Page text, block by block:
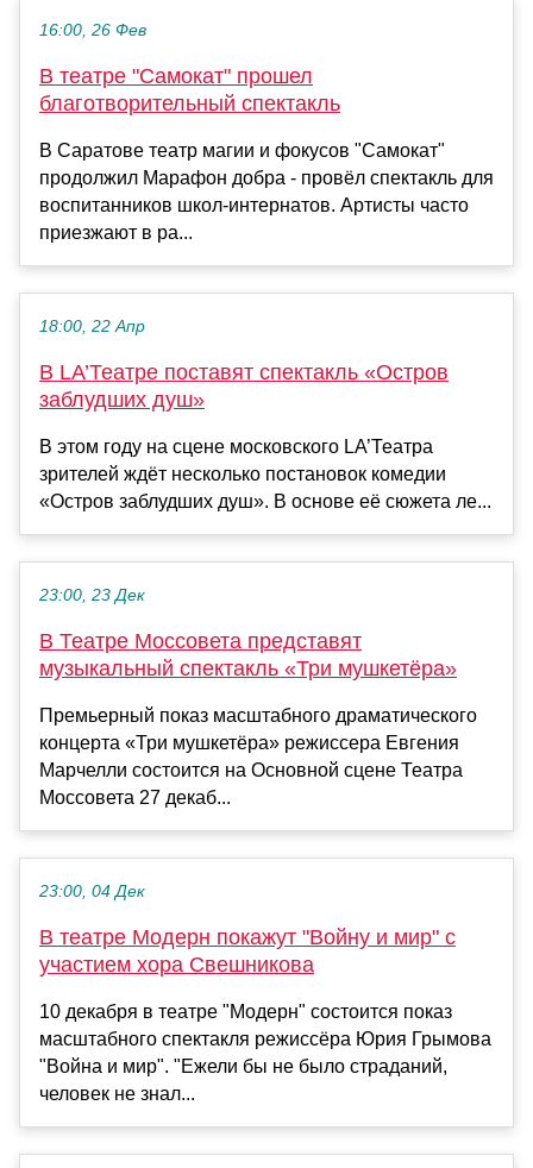
16:00, 26 Фев
В театре "Самокат" прошел
благотворительный спектакль
В Саратове театр магии и фокусов "Самокат"
продолжил Марафон добра - провёл спектакль для
воспитанников школ-интернатов. Артисты часто
приезжают в ра...
18:00, 22 Апр
В LA’Театре поставят спектакль «Остров
заблудших душ»
В этом году на сцене московского LA’Театра
зрителей ждёт несколько постановок комедии
«Остров заблудших душ». В основе её сюжета ле...
23:00, 23 Дек
В Театре Моссовета представят
музыкальный спектакль «Три мушкетёра»
Премьерный показ масштабного драматического
концерта «Три мушкетёра» режиссера Евгения
Марчелли состоится на Основной сцене Театра
Моссовета 27 декаб...
23:00, 04 Дек
В театре Модерн покажут "Войну и мир" с
участием хора Свешникова
10 декабря в театре "Модерн" состоится показ
масштабного спектакля режиссёра Юрия Грымова
"Война и мир". "Ежели бы не было страданий,
человек не знал...